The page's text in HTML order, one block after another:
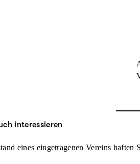
interessieren
eines eingetragenen Vereins